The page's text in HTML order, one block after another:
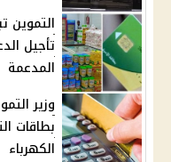
التموين
تأجيل
المدعمة
وزير
بطاقات
الكهرباء